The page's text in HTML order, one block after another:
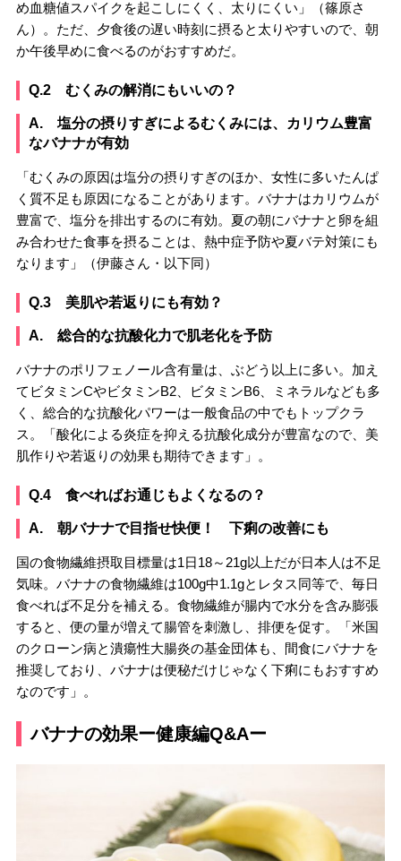
め血糖値スパイクを起こしにくく、太りにくい」（篠原さ
ん）。ただ、夕食後の遅い時刻に摂ると太りやすいので、朝
か午後早めに食べるのがおすすめだ。
Q.2 むくみの解消にもいいの？
A. 塩分の摂りすぎによるむくみには、カリウム豊富
なバナナが有効
「むくみの原因は塩分の摂りすぎのほか、女性に多いたんぱ
く質不足も原因になることがあります。バナナはカリウムが
豊富で、塩分を排出するのに有効。夏の朝にバナナと卵を組
み合わせた食事を摂ることは、熱中症予防や夏バテ対策にも
なります」（伊藤さん・以下同）
Q.3 美肌や若返りにも有効？
A. 総合的な抗酸化力で肌老化を予防
バナナのポリフェノール含有量は、ぶどう以上に多い。加え
てビタミンCやビタミンB2、ビタミンB6、ミネラルなども多
く、総合的な抗酸化パワーは一般食品の中でもトップクラ
ス。「酸化による炎症を抑える抗酸化成分が豊富なので、美
肌作りや若返りの効果も期待できます」。
Q.4 食べればお通じもよくなるの？
A. 朝バナナで目指せ快便！ 下痢の改善にも
国の食物繊維摂取目標量は1日18～21g以上だが日本人は不足
気味。バナナの食物繊維は100g中1.1gとレタス同等で、毎日
食べれば不足分を補える。食物繊維が腸内で水分を含み膨張
すると、便の量が増えて腸管を刺激し、排便を促す。「米国
のクローン病と潰瘍性大腸炎の基金団体も、間食にバナナを
推奨しており、バナナは便秘だけじゃなく下痢にもおすすめ
なのです」。
バナナの効果ー健康編Q&Aー